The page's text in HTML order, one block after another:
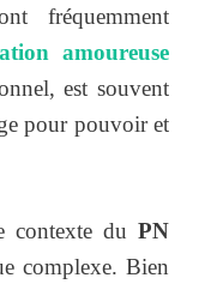
fréquemment
amoureuse
est souvent
pour pouvoir et
contexte du PN
complexe. Bien